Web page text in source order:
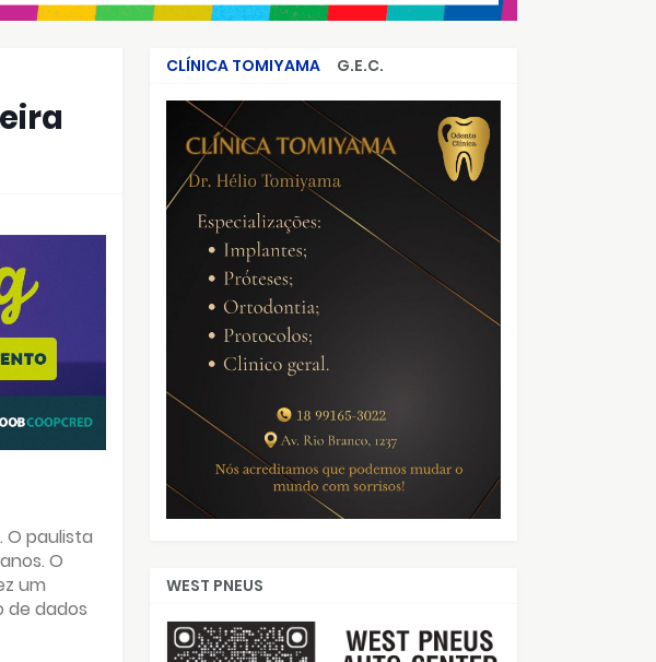
O paulista
O
um
de dados
CLÍNICA TOMIYAMA
G.E.C.
CRIMES QUE ABALARAM O BRASIL
WEST PNEUS